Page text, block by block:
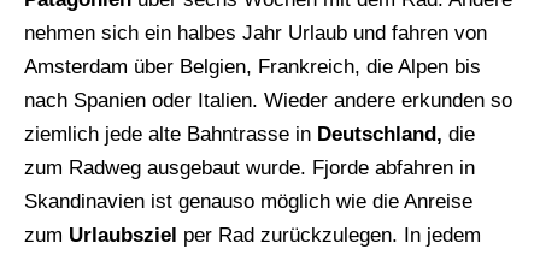
nehmen sich ein halbes Jahr Urlaub und fahren von
Amsterdam über Belgien, Frankreich, die Alpen bis
nach Spanien oder Italien. Wieder andere erkunden so
ziemlich jede alte Bahntrasse in Deutschland, die
zum Radweg ausgebaut wurde. Fjorde abfahren in
Skandinavien ist genauso möglich wie die Anreise
zum Urlaubsziel per Rad zurückzulegen. In jedem